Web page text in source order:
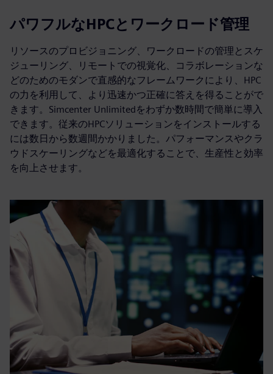
パワフルなHPCとワークロード管理
リソースのプロビジョニング、ワークロードの管理とスケ
ジューリング、リモートでの視覚化、コラボレーションな
どのためのモダンで直感的なフレームワークにより、HPC
の力を利用して、より迅速かつ正確に答えを得ることがで
きます。Simcenter Unlimitedをわずか数時間で簡単に導入
できます。従来のHPCソリューションをインストールする
には数日から数週間かかりました。パフォーマンスやクラ
ウドスケーリングなどを最適化することで、生産性と効率
を向上させます。